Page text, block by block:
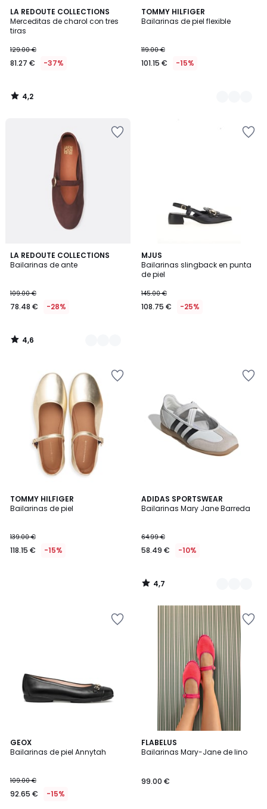
LA REDOUTE COLLECTIONS
Merceditas de charol con tres
tiras
129.00 €
81.27 € -37%
4,2
/ 5
4,2
/
TOMMY HILFIGER
Bailarinas de piel flexible
119.00 €
101.15 € -15%
2
Colores
LA REDOUTE COLLECTIONS
Bailarinas de ante
109.00 €
78.48 € -28%
4,6
/ 5
2
Colores
4,6
/
MJUS
Bailarinas slingback en punta
de piel
145.00 €
108.75 € -25%
TOMMY HILFIGER
Bailarinas de piel
139.00 €
118.15 € -15%
ADIDAS SPORTSWEAR
Bailarinas Mary Jane Barreda
64.99 €
58.49 € -10%
4,7
/ 5
2
Colores
4,7
/
GEOX
Bailarinas de piel Annytah
109.00 €
92.65 € -15%
FLABELUS
Bailarinas Mary-Jane de lino
99.00 €
2
Colores